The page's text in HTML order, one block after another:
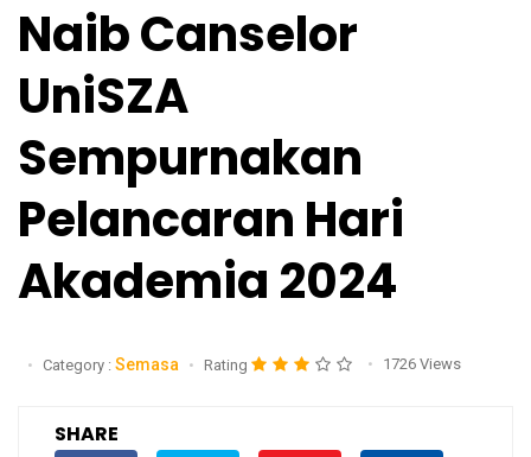
Naib Canselor
UniSZA
Sempurnakan
Pelancaran Hari
Akademia 2024
Category : Semasa Rating 1726 Views
SHARE